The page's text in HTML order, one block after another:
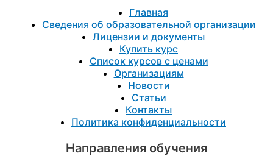
Главная
Сведения об образовательной организации
Лицензии и документы
Купить курс
Список курсов с ценами
Организациям
Новости
Статьи
Контакты
Политика конфиденциальности
Направления обучения